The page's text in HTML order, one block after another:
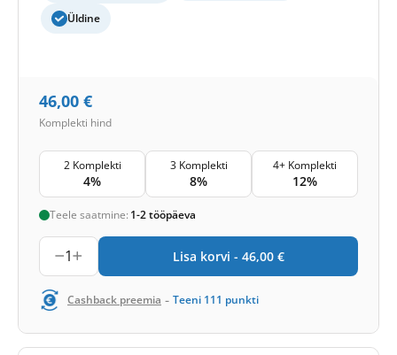
Üldine
46,00 €
Komplekti hind
2 Komplekti
4%
3 Komplekti
8%
4+ Komplekti
12%
Teele saatmine: 1-2 tööpäeva
1 Lisa korvi - 46,00 €
Cashback preemia - Teeni 111 punkti